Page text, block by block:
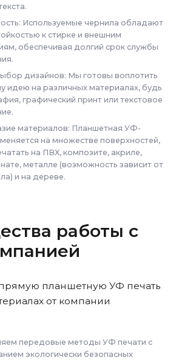
Используемые чернила обладают
к стирке и внешним
обеспечивая долгий срок службы
дизайнов: Мы готовы воплотить
идею на различных материалах, будь
графический принт или текстовое
материалов: Планшетная УФ-
на множестве поверхностей,
на ПВХ, композите, акриле,
металле (возможность зависит от
и на дереве.
работы с
планшетную УФ печать
от компании
передовые методы УФ печати с
экологически безопасных